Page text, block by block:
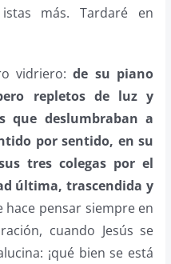
más. Tardaré en
vidriero: de su piano
repletos de luz y
que deslumbraban a
por sentido, en su
tres colegas por el
última, trascendida y
hace pensar siempre en
cuando Jesús se
¡qué bien se está